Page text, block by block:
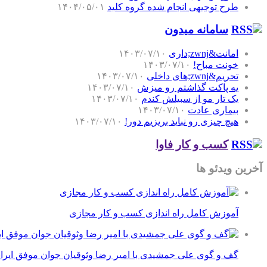
طرح توجیهی انجام شده گروه کلید ۱۴۰۴/۰۵/۰۱
سامانه میدون
امانت&zwnj;داری
۱۴۰۳/۰۷/۱۰
خونت مباح! ۱۴۰۳/۰۷/۱۰
تحریم&zwnj;های داخلی
۱۴۰۳/۰۷/۱۰
یه پاکت گذاشتم رو میزش ۱۴۰۳/۰۷/۱۰
یک تار مو از سبیلش کندم ۱۴۰۳/۰۷/۱۰
بیماری عادت ۱۴۰۳/۰۷/۱۰
هیچ چیزی رو نباید بریزیم دور! ۱۴۰۳/۰۷/۱۰
کسب و کار فاوا
آخرین ویدئو ها
آموزش کامل راه اندازی کسب و کار مجازی
گف و گوی علی جمشیدی با امیر رضا وثوقیان جوان موفق